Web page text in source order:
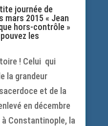
journée de
mars 2015 « Jean
hors-contrôle »
les
! Celui qui
la grandeur
et de la
en décembre
Constantinople, la